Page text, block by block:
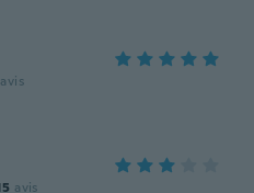
avis
avis